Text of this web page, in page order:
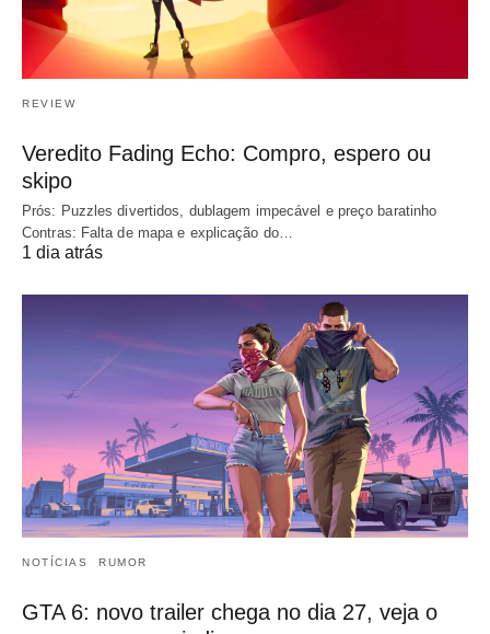
REVIEW
Veredito Fading Echo: Compro, espero ou
skipo
Prós: Puzzles divertidos, dublagem impecável e preço baratinho
Contras: Falta de mapa e explicação do…
1 dia atrás
NOTÍCIAS RUMOR
GTA 6: novo trailer chega no dia 27, veja o